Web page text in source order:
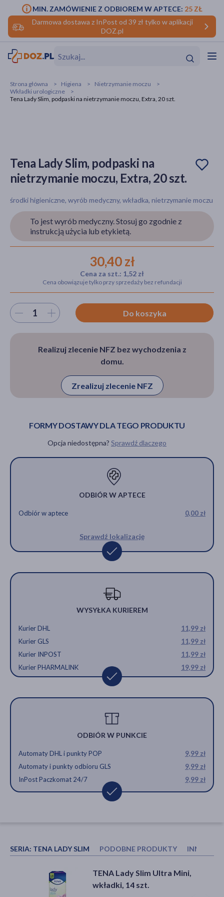
Darmowa dostawa z InPost od 39 zł tylko w aplikacji
DOZ.pl
MIN. ZAMÓWIENIE Z ODBIOREM W APTECE: 25 ZŁ
Strona główna Higiena
Nietrzymanie moczu
Wkładki urologiczne
Tena Lady Slim, podpaski na nietrzymanie moczu, Extra, 20 szt.
Tena Lady Slim, podpaski na
nietrzymanie moczu, Extra, 20 szt.
środki higieniczne, wyrób medyczny, wkładka, nietrzymanie moczu
To jest wyrób medyczny. Stosuj go zgodnie z
instrukcją użycia lub etykietą.
30,40 zł
Cena za szt.: 1,52 zł
Cena obowiązuje tylko przy sprzedaży bez refundacji
Wybierz ilość Do koszyka
Realizuj zlecenie NFZ bez wychodzenia z
domu.
Zrealizuj zlecenie NFZ
FORMY DOSTAWY DLA TEGO PRODUKTU
Opcja niedostępna? Sprawdź dlaczego
ODBIÓR W APTECE
Odbiór w aptece 0,00 zł
Sprawdź lokalizację
WYSYŁKA KURIEREM
Kurier DHL
11,99 zł
Kurier GLS
11,99 zł
Kurier INPOST
11,99 zł
Kurier PHARMALINK
19,99 zł
ODBIÓR W PUNKCIE
Automaty DHL i punkty POP
9,99 zł
Automaty i punkty odbioru GLS
9,99 zł
InPost Paczkomat 24/7
9,99 zł
SERIA: TENA LADY SLIM PODOBNE PRODUKTY INNI
Inteno Comfort Lady, wkłady
anatomiczne urologiczne, Extra,
Tena Lady Slim, podpaski na
nietrzymanie moczu, Extra Plus,
TENA Lady Slim Ultra Mini,
wkładki, 14 szt.